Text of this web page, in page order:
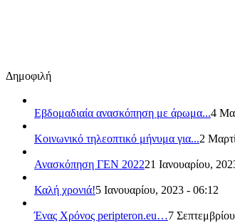
Δημοφιλή
Εβδομαδιαία ανασκόπηση με άρωμα...4
Κοινωνικό τηλεοπτικό μήνυμα για...2
Ανασκόπηση ΓΕΝ 202221 Ιανουαρίου,
Καλή χρονιά!5 Ιανουαρίου, 2023 - 06:12
Ένας Χρόνος peripteron.eu…7